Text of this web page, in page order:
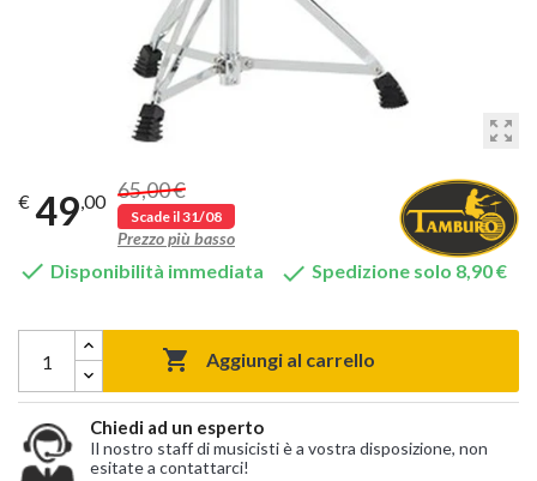
zoom_out_map
€ 49 ,00 65,00 €
Scade il 31/08
Prezzo più basso
 Disponibilità immediata  Spedizione solo 8,90 €
 Aggiungi al carrello
Chiedi ad un esperto
Il nostro staff di musicisti è a vostra disposizione, non
esitate a contattarci!